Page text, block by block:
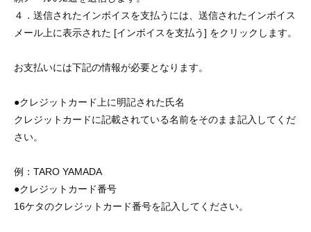
４．送信されたインボイスを支払うには、送信されたインボイス
メール上に表示された [インボイスを支払う] をクリックします。
お支払いには下記の情報が必要となります。
●クレジットカード上に明記された氏名
クレジットカードに記載されている名前をそのまま記入してくだ
さい。
例：TARO YAMADA
●クレジットカード番号
16ケタのクレジットカード番号を記入してください。